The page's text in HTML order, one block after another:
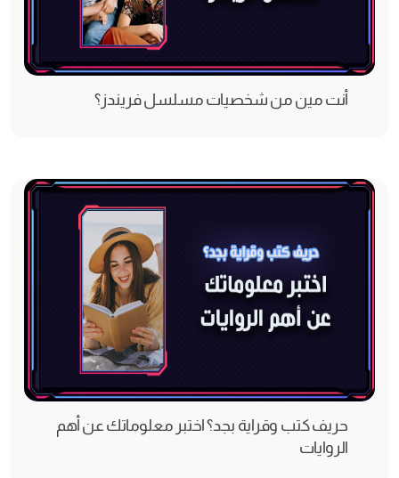
أنت مين من شخصيات مسلسل فريندز؟
حريف كتب وقراية بجد؟ اختبر معلوماتك عن أهم
الروايات